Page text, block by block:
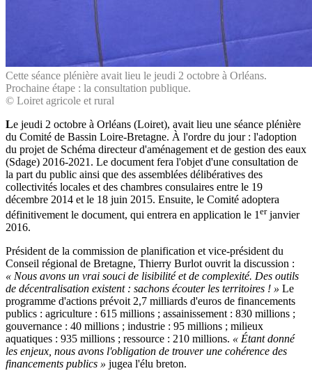
Cette séance plénière avait lieu le jeudi 2 octobre à Orléans.
Prochaine étape : la consultation publique.
© Loiret agricole et rural
Le jeudi 2 octobre à Orléans (Loiret), avait lieu une séance plénière
du Comité de Bassin Loire-Bretagne. À l'ordre du jour : l'adoption
du projet de Schéma directeur d'aménagement et de gestion des eaux
(Sdage) 2016-2021. Le document fera l'objet d'une consultation de
la part du public ainsi que des assemblées délibératives des
collectivités locales et des chambres consulaires entre le 19
décembre 2014 et le 18 juin 2015. Ensuite, le Comité adoptera
définitivement le document, qui entrera en application le 1 erjanvier
2016.
Président de la commission de planification et vice-président du
Conseil régional de Bretagne, Thierry Burlot ouvrit la discussion :
« Nous avons un vrai souci de lisibilité et de complexité. Des outils
de décentralisation existent : sachons écouter les territoires ! » Le
programme d'actions prévoit 2,7 milliards d'euros de financements
publics : agriculture : 615 millions ; assainissement : 830 millions ;
gouvernance : 40 millions ; industrie : 95 millions ; milieux
aquatiques : 935 millions ; ressource : 210 millions. « Étant donné
les enjeux, nous avons l'obligation de trouver une cohérence des
financements publics » jugea l'élu breton.